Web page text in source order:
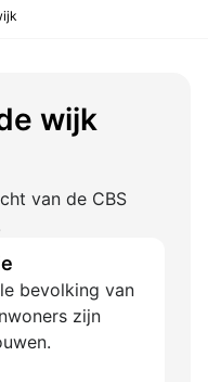
wijk
van de CBS
bevolking van
zijn